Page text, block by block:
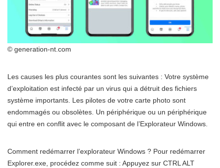
© generation-nt.com
Les causes les plus courantes sont les suivantes : Votre système
d’exploitation est infecté par un virus qui a détruit des fichiers
système importants. Les pilotes de votre carte photo sont
endommagés ou obsolètes. Un périphérique ou un périphérique
qui entre en conflit avec le composant de l’Explorateur Windows.
Comment redémarrer l’explorateur Windows ? Pour redémarrer
Explorer.exe, procédez comme suit : Appuyez sur CTRL ALT